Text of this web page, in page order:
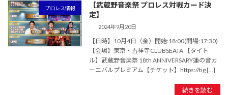
プロレス情報
【武蔵野音楽祭 プロレス対戦カード決
定】
2024年9月20日
【日時】10月4日（金）開始:18:00(開場:17:30)
【会場】東京・吉祥寺CLUBSEATA 【タイト
ル】武蔵野音楽祭 18th ANNIVERSARY蓮の音カ
ーニバルプレミアム【チケット】https://tig […]
続きを読む